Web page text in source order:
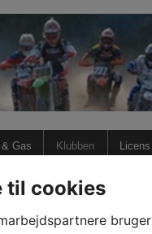
Gas Klubben Licens
til cookies
bruger